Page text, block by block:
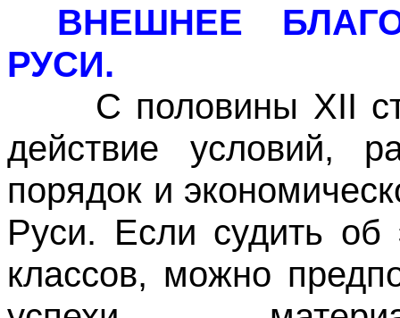
ВНЕШНЕЕ
РУСИ.
С половины XII
действие условий,
порядок и
Руси. Если судить
классов, можно